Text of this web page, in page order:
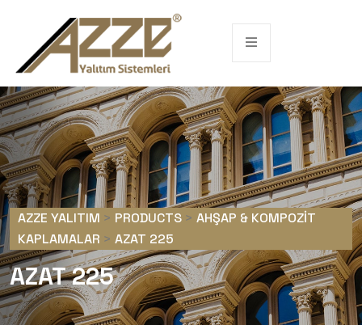
AZZE YALITIM > PRODUCTS > AHŞAP & KOMPOZIT
KAPLAMALAR > AZAT 225
AZAT 225